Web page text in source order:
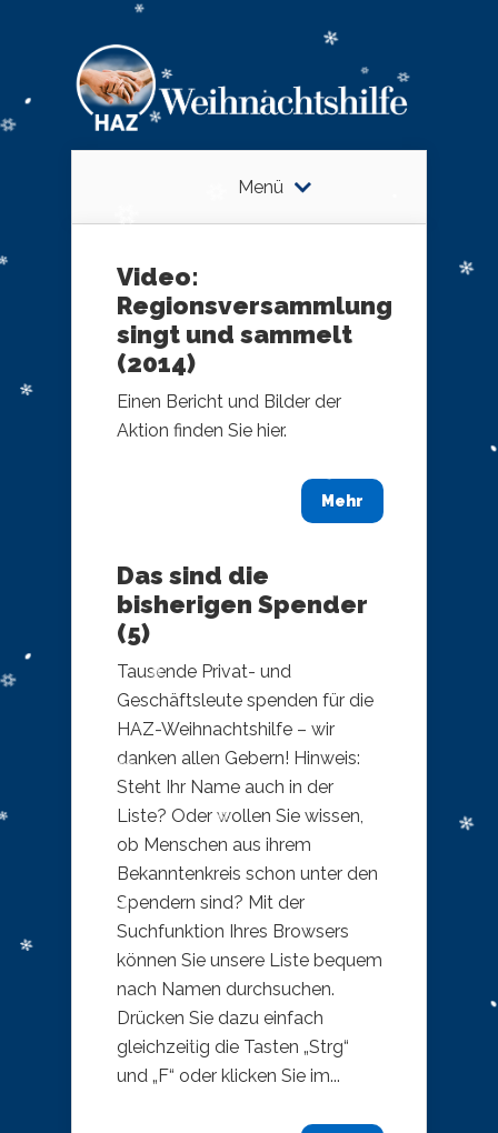
Menü
Video:
Regionsversammlung
singt und sammelt
(2014)
Einen Bericht und Bilder der
Aktion finden Sie hier.
Mehr
Das sind die
bisherigen Spender
(5)
Tausende Privat- und
Geschäftsleute spenden für die
HAZ-Weihnachtshilfe – wir
danken allen Gebern! Hinweis:
Steht Ihr Name auch in der
Liste? Oder wollen Sie wissen,
ob Menschen aus ihrem
Bekanntenkreis schon unter den
Spendern sind? Mit der
Suchfunktion Ihres Browsers
können Sie unsere Liste bequem
nach Namen durchsuchen.
Drücken Sie dazu einfach
gleichzeitig die Tasten „Strg“
und „F“ oder klicken Sie im...